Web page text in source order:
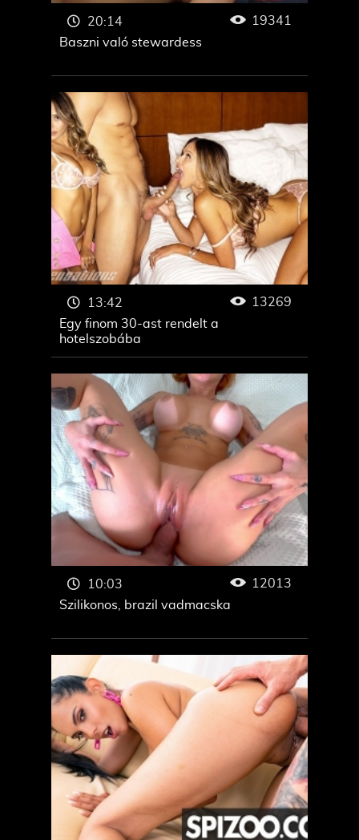
Baszni való stewardess
20:14 19341
Egy finom 30-ast rendelt a
hotelszobába
13:42 13269
Szilikonos, brazil vadmacska
10:03 12013